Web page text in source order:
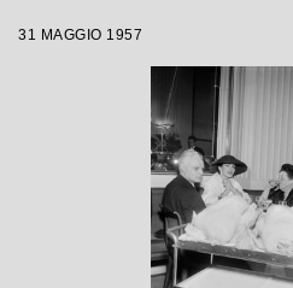
31 MAGGIO 1957